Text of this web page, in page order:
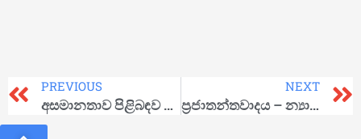
PREVIOUS
අසමානතාව පිළිබඳව විමසා බැලීමක්
NEXT
ප්‍රජාතන්තවාදය – න්‍යායිකව හා ප්‍රායෝගිකව